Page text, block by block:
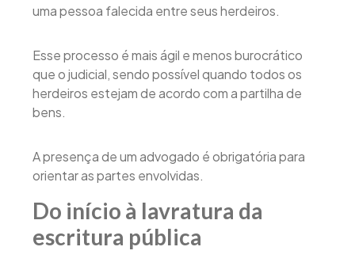
uma pessoa falecida entre seus herdeiros.
Esse processo é mais ágil e menos burocrático
que o judicial, sendo possível quando todos os
herdeiros estejam de acordo com a partilha de
bens.
A presença de um advogado é obrigatória para
orientar as partes envolvidas.
Do início à lavratura da
escritura pública